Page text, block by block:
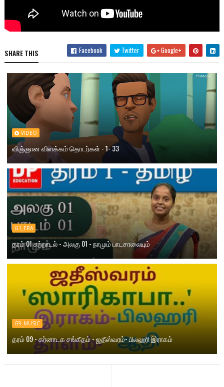
SHARE THIS Facebook Twitter Google+
VIDEO
விஞ்ஞான விளக்கம் தொடர்கள் - 1- 33
G1_ERA
தரம் 01 சுற்றாடல் - அலகு 01 - நாமும் பாடசாலையும்
G9_MUSIC
தரம் 09 - கர்னாடக சங்கீதம் - ஜதீஸ்வரம்- பிலஹரி இராகம்